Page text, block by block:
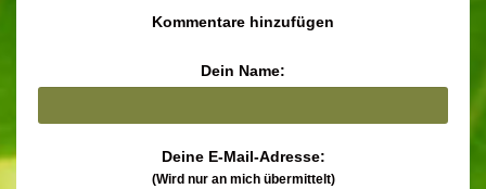
Kommentare hinzufügen
Dein Name:
Deine E-Mail-Adresse:
(Wird nur an mich übermittelt)